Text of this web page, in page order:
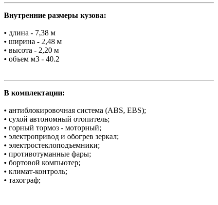
Внутренние размеры кузова:
• длина - 7,38 м
• ширина - 2,48 м
• высота - 2,20 м
• объем м3 - 40.2
В комплектации:
• антиблокировочная система (ABS, EBS);
• сухой автономный отопитель;
• горный тормоз - моторный;
• электропривод и обогрев зеркал;
• электростеклоподъемники;
• противотуманные фары;
• бортовой компьютер;
• климат-контроль;
• тахограф;